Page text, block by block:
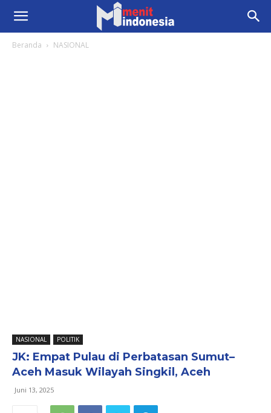
Beranda NASIONAL
NASIONAL POLITIK
JK: Empat Pulau di Perbatasan Sumut–
Aceh Masuk Wilayah Singkil, Aceh
Juni 13, 2025